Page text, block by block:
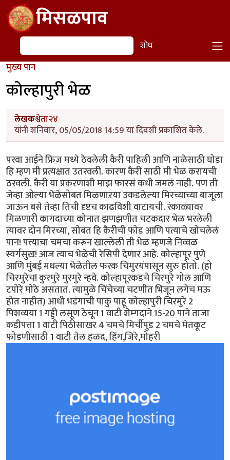
Skip to main contentमिसळपाव
शोध शोध
मुख्य पान
कोल्हापुरी भेळ
लेखकश्वेता२४
यांनी शनिवार, 05/05/2018 14:59 या दिवशी प्रकाशित केले.
परवा आईने फ्रिज मध्ये ठेवलेली कैरी पाहिली आणि नाळेसाठी घोडा
हि म्हण मी प्रत्यक्षात उतरवली. कारण कैरी साठी मी भेळ करायची
ठरवली. कैरी या प्रकरणाशी माझ फारसं कधी जमलं नाही. पण ती
जेव्हा ओल्या भेळेसोबत मिळणाऱया उकडलेल्या मिरच्याच्या बाजूला
जाऊन बसे तेव्हा तिची दृष्टच काढविशी वाटायची. रंकाळ्यावर
मिळणारी कागदाच्या कोनात झणझणीत चटकदार भेळ भरलेली
त्यावर दोन मिरच्या, सोबत हि कैरीची फोड आणि पत्याचे खोचलेलं
पान! पत्त्याचा चमचा करून खाल्लेली ती भेळ म्हणजे निव्वळ
स्वर्गसुख! आज त्याच भेळेची रेसिपी देणार आहे. कोल्हापूर पुणे
आणि मुंबई मधल्या भेळेतील फरक चिमुरयंपासून सुरु होतो. (हो
चिरमुरेच! कुरमुरे मुरमुरे न्हवे. कोल्हापूरकडचे चिरमुरे गोल आणि
टपोरे मोठे असतात. त्यामुळे चिंचेच्या चटणीत भिजून लगेच मऊ
होत नाहीत) आधी भडंगाची पाकु पाहू कोल्हापुरी चिरमुरे 2
पिशव्यया 1 गड्डी लसूण ठेचून 1 वाटी शेम्गदाने 15-20 पाने ताजा
कडीपत्ता 1 वाटी पिठीसाखर 4 चमचे मिर्चीपुड 2 चमचे मेतकूट
फोडणीसाठी 1 वाटी तेल हळद, हिंग,जिरे,मोहरी